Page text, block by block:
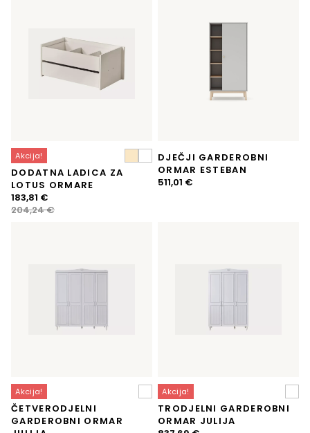
Akcija!
DODATNA LADICA ZA
LOTUS ORMARE
204,24€
Izvorna
cijena
183,81 €
Trenutna
cijena
DJEČJI GARDEROBNI
ORMAR ESTEBAN
511,01 €
Akcija!
ČETVERODJELNI
GARDEROBNI ORMAR
Akcija!
TRODJELNI GARDEROBNI
ORMAR JULIJA